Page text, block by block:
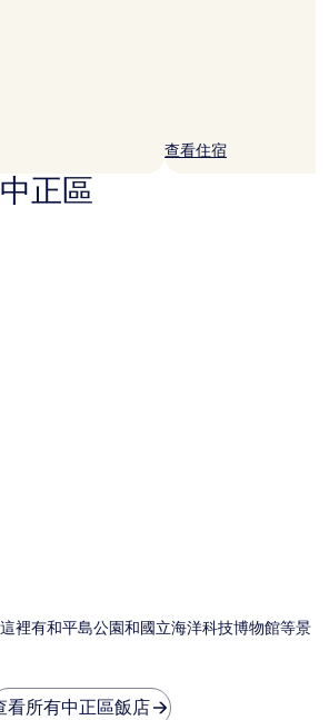
查看住宿
正區
裡有和平島公園和國立海洋科技博物館等景
看所有中正區飯店